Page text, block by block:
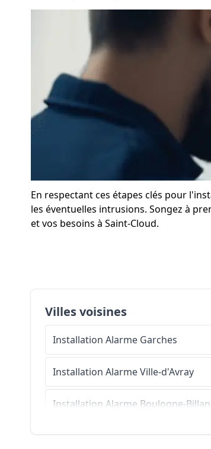
En respectant ces étapes clés pour
les éventuelles intrusions. Songez à
et vos besoins à Saint-Cloud.
Villes voisines
Installation Alarme Garches
Installation AlarmeVille-d'Avray
Installation Alarme Boulogne-
Installation AlarmeSuresnes